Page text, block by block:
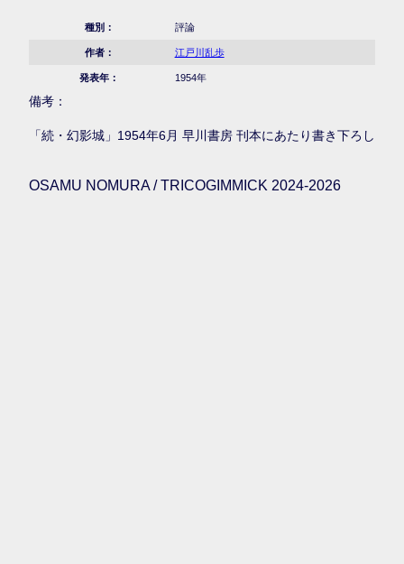
種別： 評論
作者： 江戸川乱歩
発表年： 1954年
備考：
「続・幻影城」1954年6月 早川書房 刊本にあたり書き下ろし
OSAMU NOMURA / TRICOGIMMICK 2024-2026